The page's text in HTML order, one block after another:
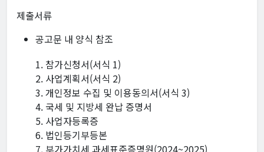
제출서류
공고문 내 양식 참조
1. 참가신청서(서식 1)
2. 사업계획서(서식 2)
3. 개인정보 수집 및 이용동의서(서식 3)
4. 국세 및 지방세 완납 증명서
5. 사업자등록증
6. 법인등기부등본
7. 부가가치세 과세표준증명원(2024~2025)